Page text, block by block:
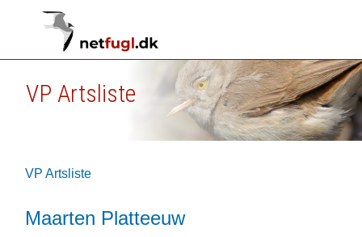
VP Artsliste
VP Artsliste
Maarten Platteeuw